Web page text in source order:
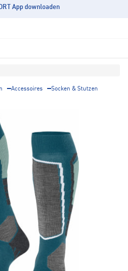
App downloaden
Accessoires
Socken & Stutzen